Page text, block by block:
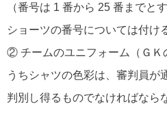
（番号は 1 番から 25 番までとす
ショーツの番号については付け
② チームのユニフォーム（ＧＫ
うちシャツの色彩は、審判員が
判別し得るものでなければなら